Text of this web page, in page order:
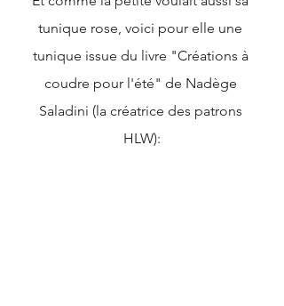
tunique rose, voici pour elle une
tunique issue du livre "Créations à
coudre pour l'été" de Nadège
Saladini (la créatrice des patrons
HLW):